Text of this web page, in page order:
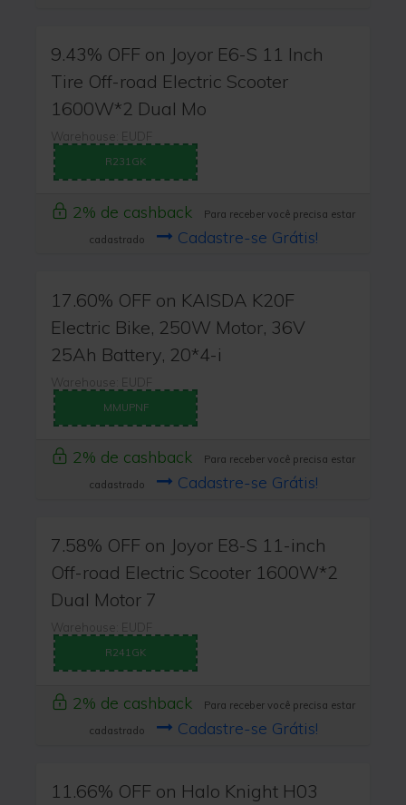
9.43% OFF on Joyor E6-S 11 Inch
Tire Off-road Electric Scooter
1600W*2 Dual Mo
Warehouse: EUDF
R231GK
2% de cashback
Para receber você precisa estar
cadastrado
Cadastre-se Grátis!
17.60% OFF on KAISDA K20F
Electric Bike, 250W Motor, 36V
25Ah Battery, 20*4-i
Warehouse: EUDF
MMUPNF
2% de cashback
Para receber você precisa estar
cadastrado
Cadastre-se Grátis!
7.58% OFF on Joyor E8-S 11-inch
Off-road Electric Scooter 1600W*2
Dual Motor 7
Warehouse: EUDF
R241GK
2% de cashback
Para receber você precisa estar
cadastrado
Cadastre-se Grátis!
11.66% OFF on Halo Knight H03